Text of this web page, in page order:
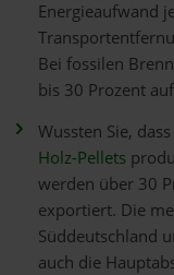
Energieaufwand
Bei fossilen
bis 30 Prozent
Wussten Sie,
Holz-Pellets
werden über 30
exportiert. Die
Süddeutschland
auch die